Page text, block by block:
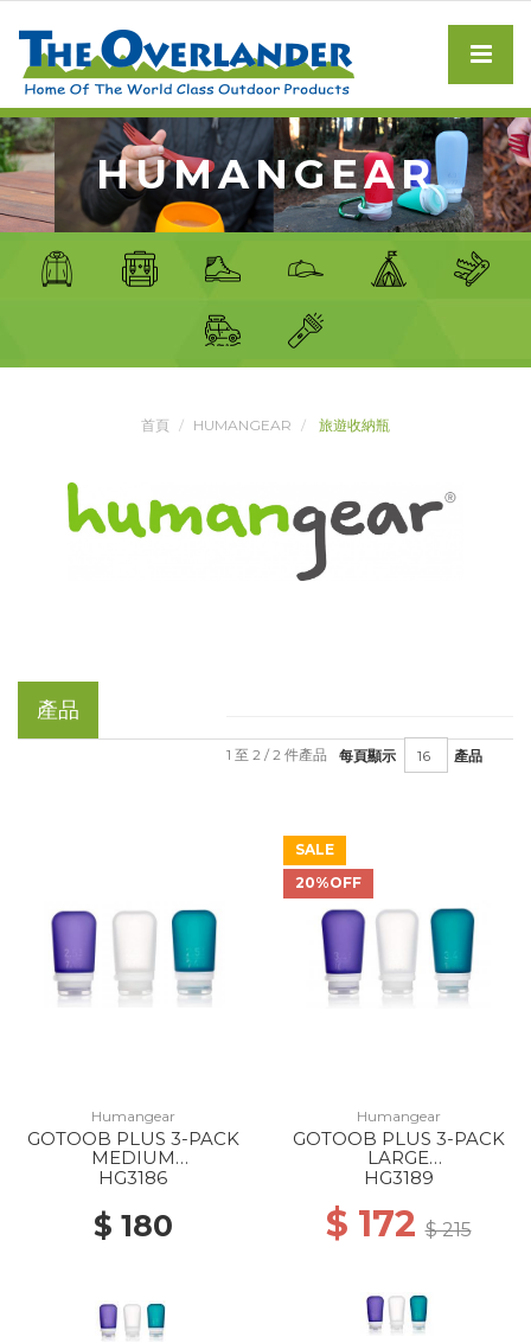
HUMANGEAR
首頁 HUMANGEAR 旅遊收納瓶
產品
每頁顯示 產品
1 至 2 / 2 件產品
Humangear
GOTOOB PLUS 3-PACK
MEDIUM
CLEAR/PURPLE/TEAL
HG3186
$ 180
SALE
20%OFF
Humangear
GOTOOB PLUS 3-PACK
LARGE
CLEAR/PURPLE/TEAL
HG3189
$ 172$ 215